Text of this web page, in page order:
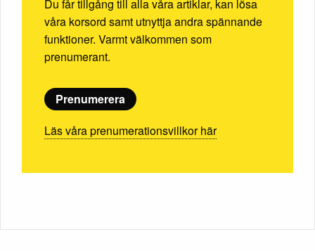
Du får tillgång till alla våra artiklar, kan lösa
våra korsord samt utnyttja andra spännande
funktioner. Varmt välkommen som
prenumerant.
Prenumerera
Läs våra prenumerationsvillkor här